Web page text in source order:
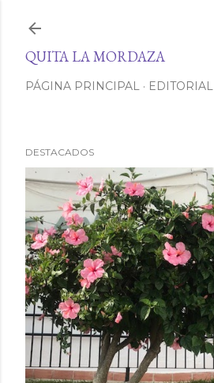
QUITA LA MORDAZA
PÁGINA PRINCIPAL EDITORIAL
DESTACADOS